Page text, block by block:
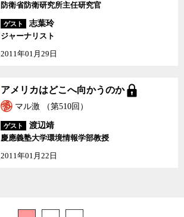
防衛省防衛研究所主任研究官
ゲスト
志葉玲
ジャーナリスト
2011年01月29日
アメリカはどこへ向かうのか
マル激 （第510回）
ゲスト
渡辺靖
慶應義塾大学環境情報学部教授
2011年01月22日